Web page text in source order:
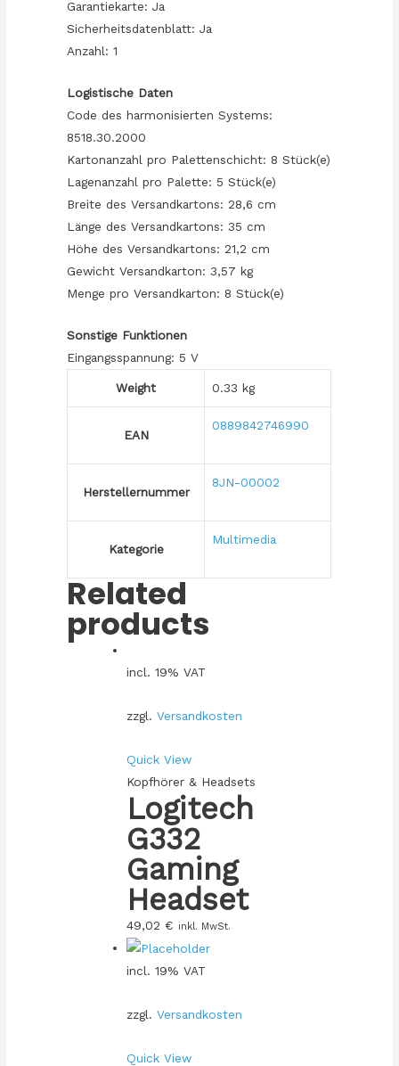
Garantiekarte: Ja
Sicherheitsdatenblatt: Ja
Anzahl: 1
Logistische Daten
Code des harmonisierten Systems:
8518.30.2000
Kartonanzahl pro Palettenschicht: 8 Stück(e)
Lagenanzahl pro Palette: 5 Stück(e)
Breite des Versandkartons: 28,6 cm
Länge des Versandkartons: 35 cm
Höhe des Versandkartons: 21,2 cm
Gewicht Versandkarton: 3,57 kg
Menge pro Versandkarton: 8 Stück(e)
Sonstige Funktionen
Eingangsspannung: 5 V
Weight 0.33 kg
EAN
0889842746990
Herstellernummer
8JN-00002
Kategorie
Multimedia
Related
products
incl. 19% VAT
zzgl. Versandkosten
Quick View
Kopfhörer & Headsets
Logitech
G332
Gaming
Headset
49,02 € inkl. MwSt.
incl. 19% VAT
zzgl. Versandkosten
Quick View